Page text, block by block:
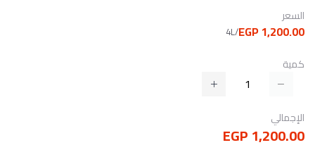
السعر
1,200.00 EGP
/4L
كمية
الإجمالي
1,200.00 EGP